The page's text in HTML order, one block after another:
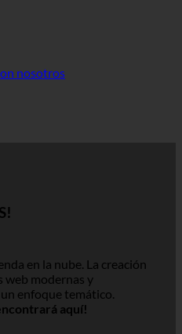
nosotros
en la nube. La creación
web modernas y
enfoque temático.
aquí!